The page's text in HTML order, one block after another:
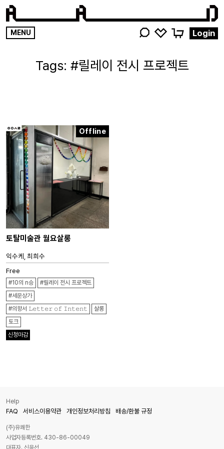
MENU
영감
주세요
Login
#릴레이 전시 프로젝트
Offline
토탈미술관 월요살롱
익수케, 최희수
Free
#10의 n승
#릴레이 전시 프로젝트
#세운상가
#의향서 𝙻𝚎𝚝𝚝𝚎𝚛 𝚘𝚏 𝙸𝚗𝚝𝚎𝚗𝚝
살롱
토크
신청마감
(주)유쾌한
사업자등록번호. 430-86-00049
대표자. 신윤선
Help
FAQ 서비스이용약관 개인정보처리방침 배송/환불 규정